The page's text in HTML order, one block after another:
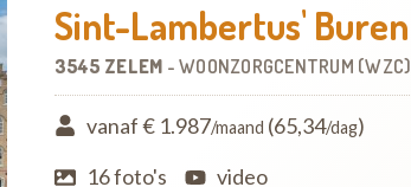
Sint-Lambertus' Buren
3545 ZELEM -WOONZORGCENTRUM (WZC)
vanaf € 1.987/maand (65,34/dag)
16 foto's
video